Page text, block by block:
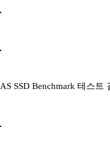
AS SSD Benchmark 테스